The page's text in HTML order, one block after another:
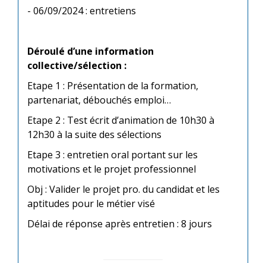
- 06/09/2024 : entretiens
Déroulé d’une information
collective/sélection :
Etape 1 : Présentation de la formation,
partenariat, débouchés emploi…
Etape 2 : Test écrit d’animation de 10h30 à
12h30 à la suite des sélections
Etape 3 : entretien oral portant sur les
motivations et le projet professionnel
Obj : Valider le projet pro. du candidat et les
aptitudes pour le métier visé
Délai de réponse après entretien : 8 jours